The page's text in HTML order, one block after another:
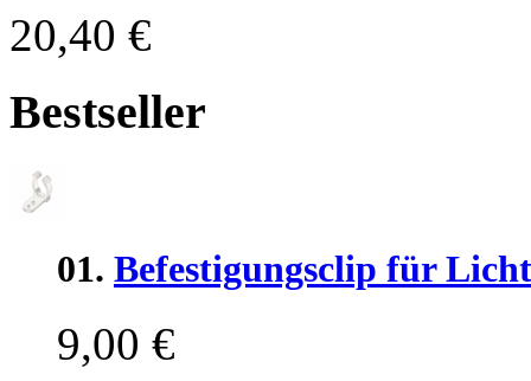
20,40 €
Bestseller
01. Befestigungsclip für
9,00 €